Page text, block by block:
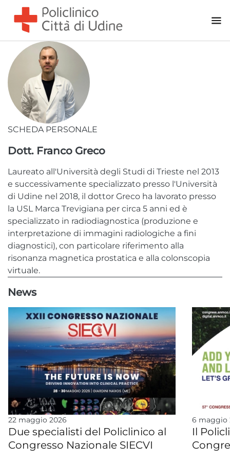
Reumatologia
Terapia del dolore
Urologia
Area Chirurgica
Andrologia
Anestesia
Chirurgia Generale - Urologia
Chirurgia Oculistica
Chirurgia Otorinolaringoiatrica
Chirurgia Plastica
Gastroenterologia - Endoscopia Digestiva
Ginecologia - Ostetricia
PMA di I e II livello
Area Diagnostica
Diagnostica per immagini | Radiologia
Diagnostica senologica
Eco-Color-Doppler vascolare
Medicina di laboratorio
PRELIEVI
LAB FOR LIFE - PRELIEVI
LAB FOR LIFE Udine - V.le Venezia, 410
LAB FOR LIFE Trieste - Via Battisti, 17
SCHEDA PERSONALE
Dott. Franco Greco
Laureato all'Università degli Studi di Trieste nel 2013
e successivamente specializzato presso l'Università
di Udine nel 2018, il dottor Greco ha lavorato presso
la USL Marca Trevigiana per circa 5 anni ed è
specializzato in radiodiagnostica (produzione e
interpretazione di immagini radiologiche a fini
diagnostici), con particolare riferimento alla
risonanza magnetica prostatica e alla colonscopia
virtuale.
News
22 maggio 2026
Due specialisti del Policlinico al
Congresso Nazionale SIECVI
6 maggio
Il